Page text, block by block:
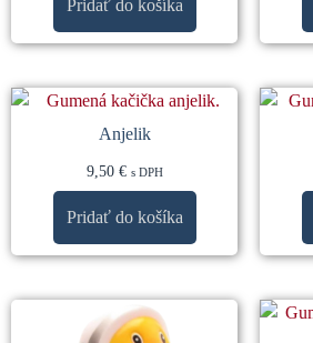
Pridať do košíka
Anjelik
9,50 € s DPH
Pridať do košíka